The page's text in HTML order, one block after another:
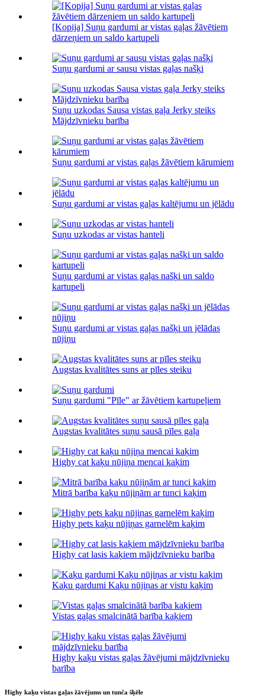
[Kopija] Suņu gardumi ar vistas gaļas žāvētiem
dārzeņiem un saldo kartupeli
Suņu gardumi ar sausu vistas gaļas našķi
Suņu uzkodas Sausa vistas gaļa Jerky steiks
Mājdzīvnieku barība
Suņu gardumi ar vistas gaļas žāvētiem kārumiem
Suņu gardumi ar vistas gaļas kaltējumu un jēlādu
Suņu uzkodas ar vistas hanteli
Suņu gardumi ar vistas gaļas našķi un saldo
kartupeli
Suņu gardumi ar vistas gaļas našķi un jēlādas
nūjiņu
Augstas kvalitātes suns ar pīles steiku
Suņu gardumi "Pīle" ar žāvētiem kartupeļiem
Augstas kvalitātes suņu sausā pīles gaļa
Highy cat kaķu nūjiņa mencai kaķim
Mitrā barība kaķu nūjiņām ar tunci kaķim
Highy pets kaķu nūjiņas garnelēm kaķim
Highy cat lasis kaķiem mājdzīvnieku barība
Kaķu gardumi Kaķu nūjiņas ar vistu kaķim
Vistas gaļas smalcinātā barība kaķiem
Highy kaķu vistas gaļas žāvējumi mājdzīvnieku
barība
Highy kaķu vistas gaļas žāvējums un tunča šķēle